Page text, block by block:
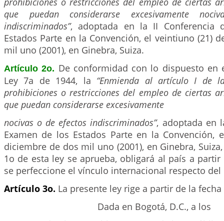
que puedan considerarse excesivamente
indiscriminados”, adoptada en la II Conferencia
Estados Parte en la Convención, el veintiuno (21)
mil uno (2001), en Ginebra, Suiza.
Artículo 2o. De conformidad con lo dispuesto en
Ley 7a de 1944, la “Enmienda al artículo I de
prohibiciones o restricciones del empleo de ciertas
que puedan considerarse excesivamente
nocivas o de efectos indiscriminados”, adoptada en
Examen de los Estados Parte en la Convención,
diciembre de dos mil uno (2001), en Ginebra,
1o de esta ley se aprueba, obligará al país a
se perfeccione el vínculo internacional respecto
Artículo 3o. La presente ley rige a partir de la
Dada en Bogotá, D.C., a los